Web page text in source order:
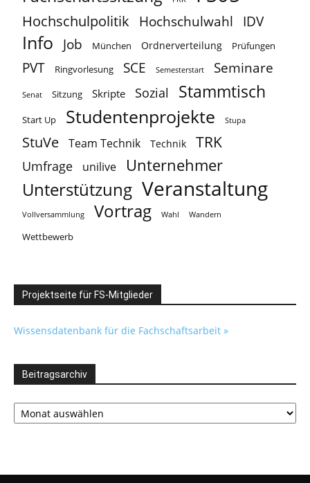
Hochschulpolitik Hochschulwahl IDV
Info Job München Ordnerverteilung Prüfungen
PVT Ringvorlesung SCE Semesterstart Seminare
Senat Sitzung Skripte Sozial Stammtisch
Start Up Studentenprojekte Stupa
StuVe Team Technik Technik TRK
Umfrage unilive Unternehmer
Unterstützung Veranstaltung
Vollversammlung Vortrag Wahl Wandern
Wettbewerb
Projektseite für FS-Mitglieder
Wissensdatenbank für die Fachschaftsarbeit »
Beitragsarchiv
Beitragsarchiv